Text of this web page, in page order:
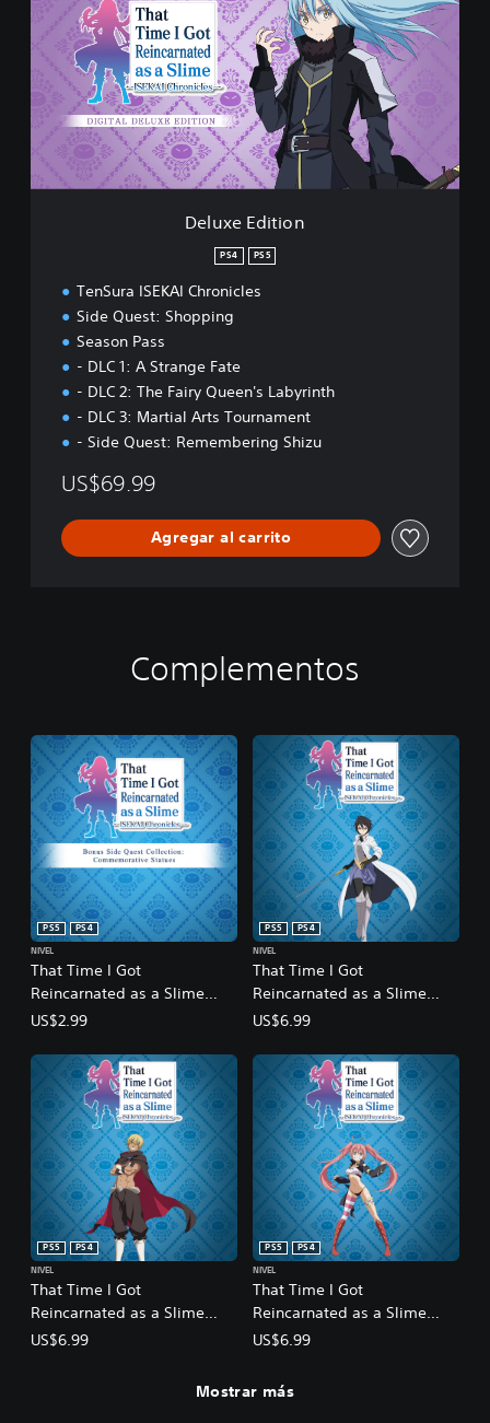
o
Deluxe Edition
PS4 PS5
TenSura ISEKAI Chronicles
Side Quest: Shopping
Season Pass
- DLC 1: A Strange Fate
- DLC 2: The Fairy Queen's Labyrinth
- DLC 3: Martial Arts Tournament
- Side Quest: Remembering Shizu
US$69.99
Agregar al carrito
Complementos
That Time I Got
Reincarnated as a Slime
ISEKAI Chronicles - Bonus
Commemorative Statues
PS5
PS4
NIVEL
US$2.99
That Time I Got
Reincarnated as a Slime
ISEKAI Chronicles - DLC 1: A
PS5
PS4
NIVEL
US$6.99
That Time I Got
Reincarnated as a Slime
ISEKAI Chronicles - DLC 2:
PS5
PS4
NIVEL
US$6.99
That Time I Got
Reincarnated as a Slime
ISEKAI Chronicles - DLC 3:
PS5
PS4
NIVEL
US$6.99
Mostrar más